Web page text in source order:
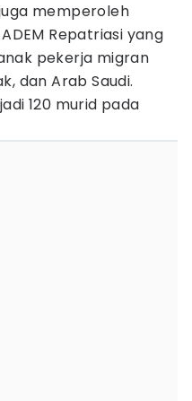
memperoleh
Repatriasi yang
pekerja migran
dan Arab Saudi.
120 murid pada